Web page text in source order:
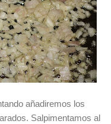
añadiremos los
Salpimentamos al